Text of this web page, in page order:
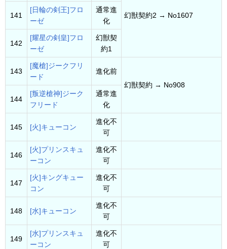
幻獣契約2 → No1607
141
[日輪の剣王]フロ
ーゼ
通常進
化
142
[耀星の剣皇]フロ
ーゼ
幻獣契
約1
143
[魔槍]ジークフリ
ード
進化前
幻獣契約 → No908
144
[叛逆槍神]ジーク
フリード
通常進
化
145 [火]キューコン
進化不
可
146
[火]プリンスキュ
ーコン
進化不
可
147
[火]キングキュー
コン
進化不
可
148 [水]キューコン
進化不
可
149
[水]プリンスキュ
ーコン
進化不
可